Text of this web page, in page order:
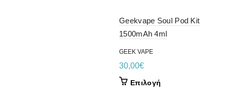
Geekvape Soul Pod Kit
1500mAh 4ml
GEEK VAPE
30,00€
Επιλογή